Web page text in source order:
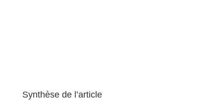
Synthèse de l’article